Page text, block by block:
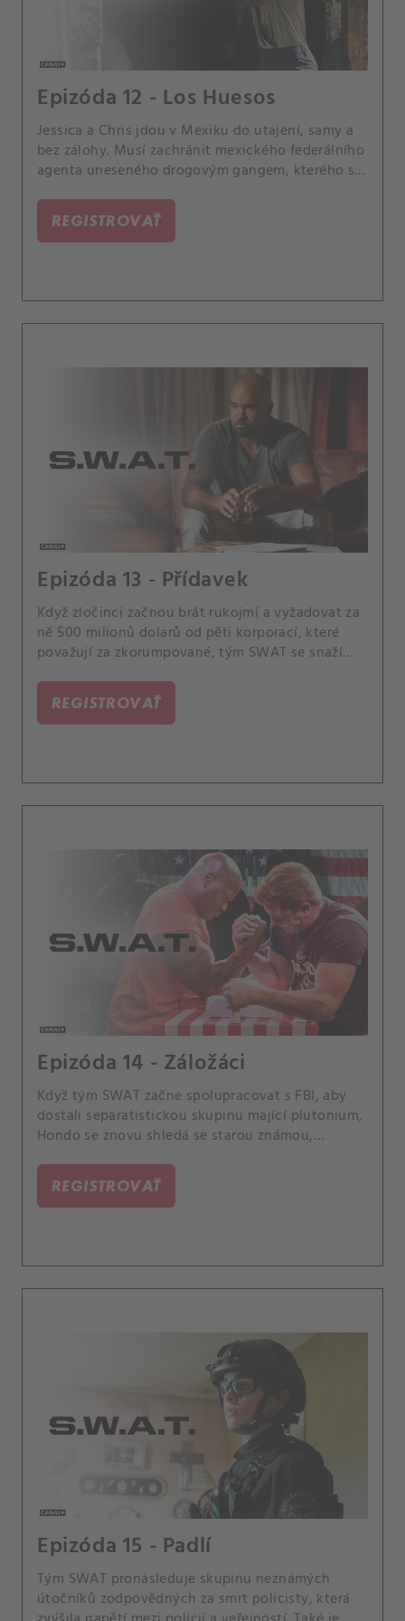
Epizóda 12 - Los Huesos
Jessica a Chris jdou v Mexiku do utajení, samy a
bez zálohy. Musí zachránit mexického federálního
agenta uneseného drogovým gangem, kterého se
REGISTROVAŤ
Epizóda 13 - Přídavek
Když zločinci začnou brát rukojmí a vyžadovat za
ně 500 milionů dolarů od pěti korporací, které
považují za zkorumpované, tým SWAT se snaží
několika měsíci. Také Hondovy emoční problémy
začnou ovlivňovat velení jeho týmu.
REGISTROVAŤ
Epizóda 14 - Záložáci
Když tým SWAT začne spolupracovat s FBI, aby
dostali separatistickou skupinu mající plutonium,
Hondo se znovu shledá se starou známou,
SWAT bojí, že prohrají v letošní charitativní
soutěži výkonných jednotek proti losangeleským
REGISTROVAŤ
Epizóda 15 - Padlí
Tým SWAT pronásleduje skupinu neznámých
útočníků zodpovědných za smrt policisty, která